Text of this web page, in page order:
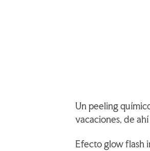
Un peeling
vacaciones, de
Efecto glow flash